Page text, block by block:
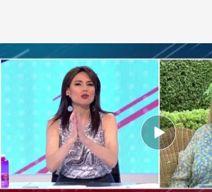
Carmen Rigalt
Todo es mentira
10 AGO 2020 - 16:51h.
Rigalt asegura que el rey
septiembre a España